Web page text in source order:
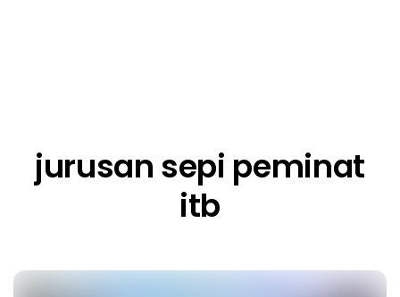
jurusan sepi peminat
itb